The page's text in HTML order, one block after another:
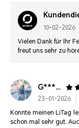
10-02-2026
Vielen Dank für Ihr
freut uns sehr zu
G*****
23-01-2026
Konnte meinen LiTag
schon mal sehr gut.